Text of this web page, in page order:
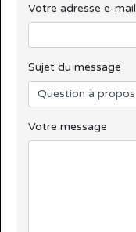
Votre adresse e-mail
Sujet du message
Votre message